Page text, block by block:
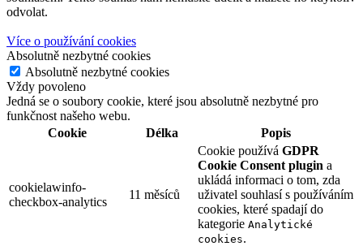
odvolat.
Více o používání cookies
Absolutně nezbytné cookies
Absolutně nezbytné cookies
Vždy povoleno
Jedná se o soubory cookie, které jsou absolutně nezbytné pro
funkčnost našeho webu.
Cookie
Délka Popis
cookielawinfo-
checkbox-analytics
11 měsíců
Cookie používá GDPR
Cookie Consent plugin a
ukládá informaci o tom, zda
uživatel souhlasí s používáním
cookies, které spadají do
kategorie Analytické
cookies.